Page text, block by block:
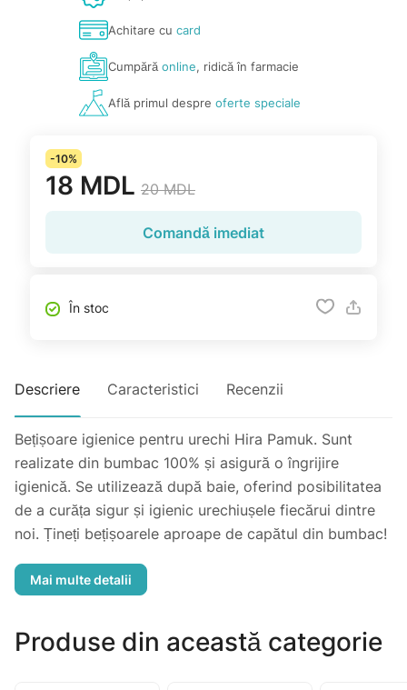
Achitare cu card
Cumpărăonline, ridică în farmacie
Află primul despre oferte speciale
-10%
18 MDL 20 MDL
Comandă imediat
În stoc
Descriere Caracteristici Recenzii
Bețișoare igienice pentru urechi Hira Pamuk. Sunt
realizate din bumbac 100% și asigură o îngrijire
igienică. Se utilizează după baie, oferind posibilitatea
de a curăța sigur și igienic urechiușele fiecărui dintre
noi. Țineți bețișoarele aproape de capătul din bumbac!
copii! Nu apăsați bețisorul în ureche! Nu lăsați produsul
Produse din această categorie